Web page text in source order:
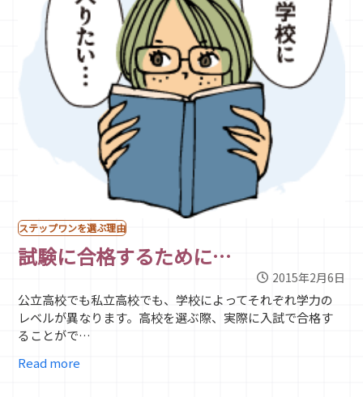
ステップワンを選ぶ理由
試験に合格するために…
2015年2月6日
公立高校でも私立高校でも、学校によってそれぞれ学力の
レベルが異なります。高校を選ぶ際、実際に入試で合格す
ることがで…
Read more